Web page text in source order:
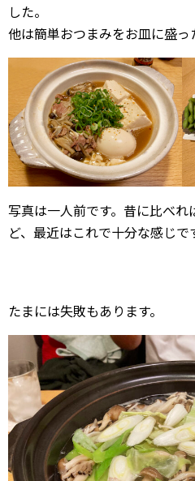
した。
他は簡単おつまみをお皿に盛っ
写真は一人前です。昔に比べ
ど、最近はこれで十分な感じで
たまには失敗もあります。